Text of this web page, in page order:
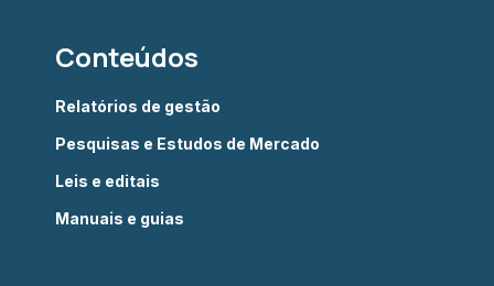
Conteúdos
Relatórios de gestão
Pesquisas e Estudos de Mercado
Leis e editais
Manuais e guias